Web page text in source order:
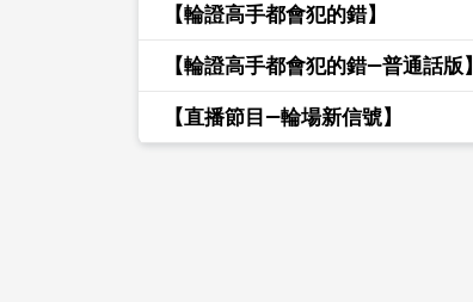
【輪證高手都會犯的錯】
【輪證高手都會犯的錯—普通話版】
【直播節目—輪場新信號】